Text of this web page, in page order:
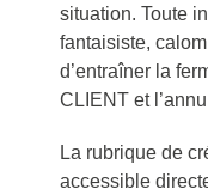
situation. Toute
fantaisiste,
d’entraîner la
CLIENT et
La rubrique de
accessible